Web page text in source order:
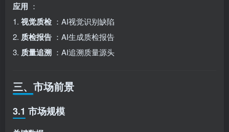
应用 ：
1. 视觉质检 ：AI视觉识别缺陷
2. 质检报告 ：AI生成质检报告
3. 质量追溯 ：AI追溯质量源头
三、市场前景
3.1 市场规模